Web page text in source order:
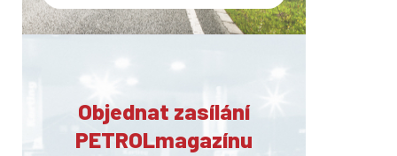
Objednat zasílání
PETROLmagazínu